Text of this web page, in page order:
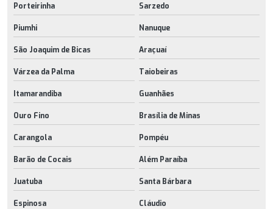
Porteirinha Sarzedo
Piumhi Nanuque
São Joaquim de Bicas Araçuaí
Várzea da Palma Taiobeiras
Itamarandiba Guanhães
Ouro Fino Brasília de Minas
Carangola Pompéu
Barão de Cocais Além Paraíba
Juatuba Santa Bárbara
Espinosa Cláudio